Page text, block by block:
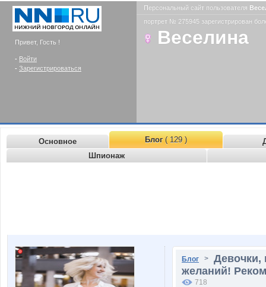
Привет, Гость !
- Войти
- Зарегистрироваться
Персональный сайт пользователя
портрет № 275945 зарегистрирован
Веселина
Основное Блог( 129 )
Шпионаж
Блог > Девочки,
желаний!
718